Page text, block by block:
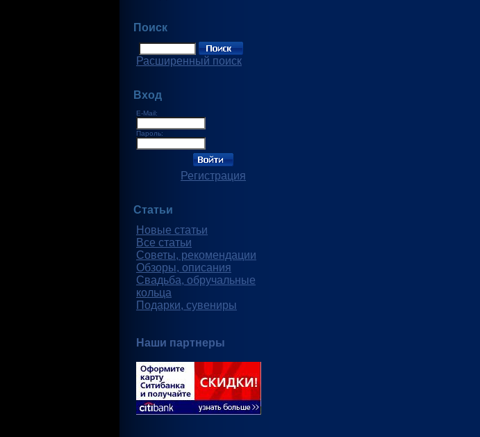
Поиск
Расширенный поиск
Вход
E-Mail:
Пароль:
Регистрация
Статьи
Новые статьи
Все статьи
Советы, рекомендации
Обзоры, описания
Свадьба, обручальные
кольца
Подарки, сувениры
Наши партнеры